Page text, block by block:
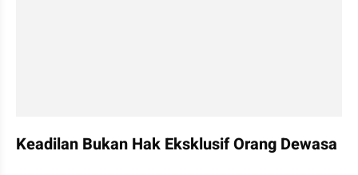
Keadilan Bukan Hak Eksklusif Orang Dewasa